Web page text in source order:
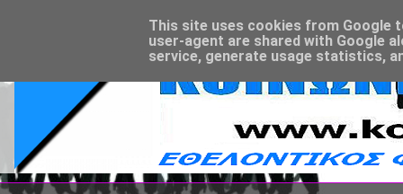
This site uses cookies from Google
user-agent are shared with Google
service, generate usage statistics,